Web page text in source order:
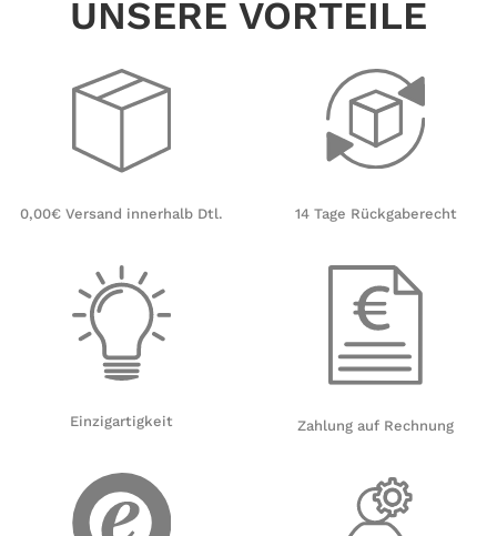
UNSERE VORTEILE
0,00€ Versand innerhalb Dtl.
Einzigartigkeit
14 Tage Rückgaberecht
Zahlung auf Rechnung